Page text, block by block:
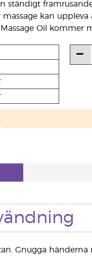
ständigt
kan
Oil kommer
Gnugga